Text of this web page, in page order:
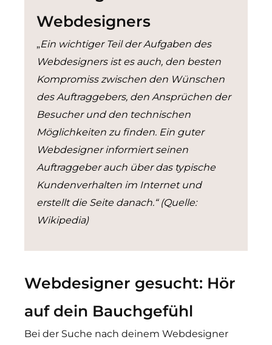
Webdesigners
„Ein wichtiger Teil der Aufgaben des
Webdesigners ist es auch, den besten
Kompromiss zwischen den Wünschen
des Auftraggebers, den Ansprüchen der
Besucher und den technischen
Möglichkeiten zu finden. Ein guter
Webdesigner informiert seinen
Auftraggeber auch über das typische
Kundenverhalten im Internet und
erstellt die Seite danach.“ (Quelle:
Wikipedia)
Webdesigner gesucht: Hör
auf dein Bauchgefühl
Bei der Suche nach deinem Webdesigner